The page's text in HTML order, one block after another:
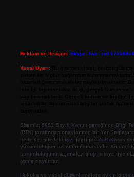
Reklam ve İletişim: Skype:
Yasal Uyarı:
Sitemiz, 5651 Sayılı Kanun gereğince Bilgi
(BTK) tarafından onaylanmış bir Yer
nedenle, sitedeki içerikleri proaktif olarak
yükümlülüğümüz bulunmamaktadır. Ancak,
sorumluluğunu taşımakta olup, siteye üye
etmiş sayılırlar.
Hukuka ve yasal düzenlemelere aykırı